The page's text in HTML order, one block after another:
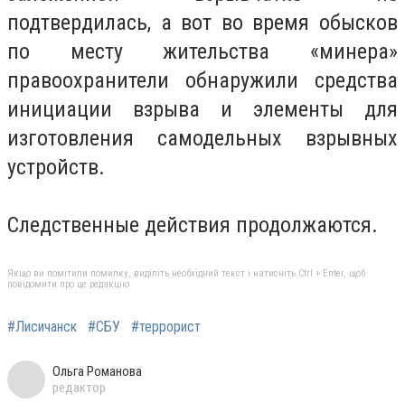
подтвердилась, а вот во время обысков
по месту жительства «минера»
правоохранители обнаружили средства
инициации взрыва и элементы для
изготовления самодельных взрывных
устройств.
Следственные действия продолжаются.
Якщо ви помітили помилку, виділіть необхідний текст і натисніть Ctrl + Enter, щоб
повідомити про це редакцію
#Лисичанск #СБУ #террорист
Ольга Романова
редактор